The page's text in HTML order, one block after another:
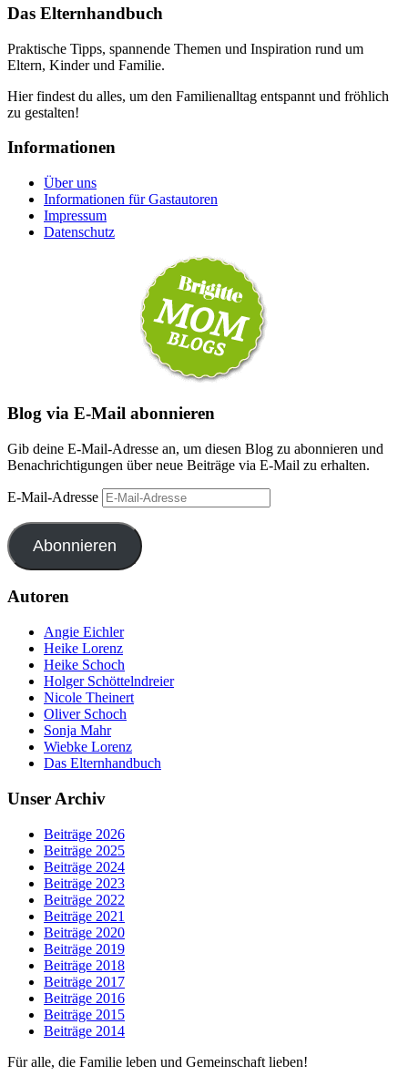
Das Elternhandbuch
Praktische Tipps, spannende Themen und Inspiration rund um
Eltern, Kinder und Familie.
Hier findest du alles, um den Familienalltag entspannt und fröhlich
zu gestalten!
Informationen
Über uns
Informationen für Gastautoren
Impressum
Datenschutz
Blog via E-Mail abonnieren
Gib deine E-Mail-Adresse an, um diesen Blog zu abonnieren und
Benachrichtigungen über neue Beiträge via E-Mail zu erhalten.
E-Mail-Adresse
Abonnieren
Autoren
Angie Eichler
Heike Lorenz
Heike Schoch
Holger Schöttelndreier
Nicole Theinert
Oliver Schoch
Sonja Mahr
Wiebke Lorenz
Das Elternhandbuch
Unser Archiv
Beiträge 2026
Beiträge 2025
Beiträge 2024
Beiträge 2023
Beiträge 2022
Beiträge 2021
Beiträge 2020
Beiträge 2019
Beiträge 2018
Beiträge 2017
Beiträge 2016
Beiträge 2015
Beiträge 2014
Für alle, die Familie leben und Gemeinschaft lieben!